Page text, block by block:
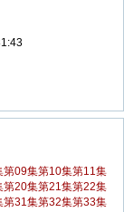
第09集第10集第11集
第20集第21集第22集
第31集第32集第33集